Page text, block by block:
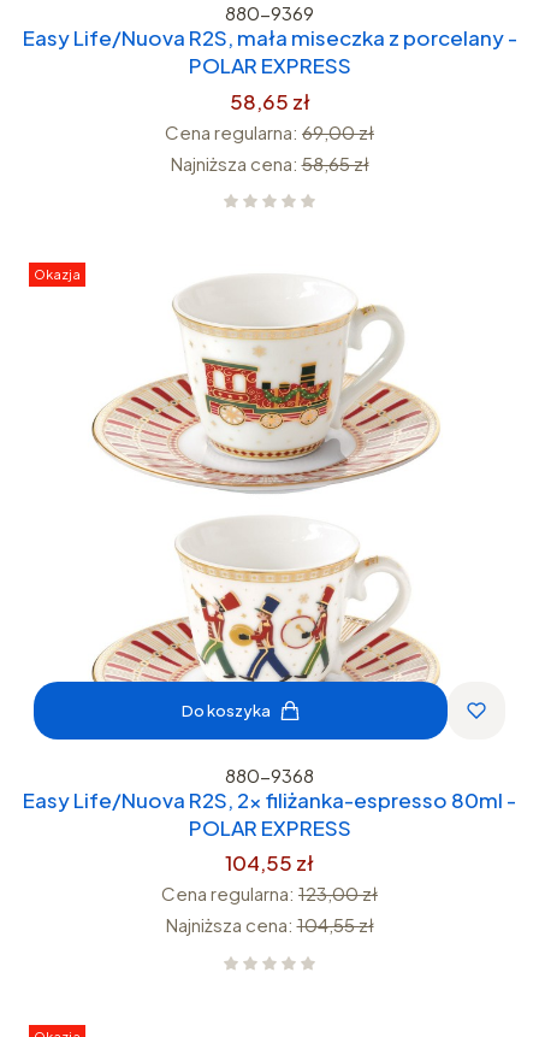
880-9369
Easy Life/Nuova R2S, mała miseczka z porcelany -
POLAR EXPRESS
58,65 zł
Cena regularna: 69,00 zł
Najniższa cena: 58,65 zł
Okazja
Do koszyka
880-9368
Easy Life/Nuova R2S, 2x filiżanka-espresso 80ml -
POLAR EXPRESS
104,55 zł
Cena regularna: 123,00 zł
Najniższa cena: 104,55 zł